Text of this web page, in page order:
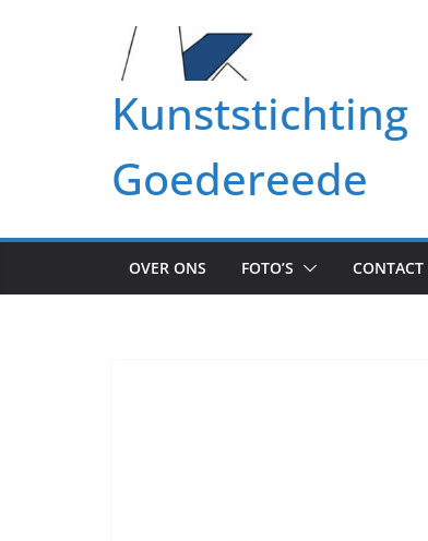
Kunststichting
Goedereede
OVER ONS FOTO’S CONTACT